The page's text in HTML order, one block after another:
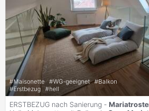
#Maisonette #WG-geeignet #Balkon
#Erstbezug #hell
ERSTBEZUG nach Sanierung -